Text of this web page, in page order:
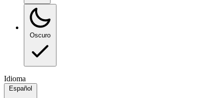
Oscuro
Idioma
Español